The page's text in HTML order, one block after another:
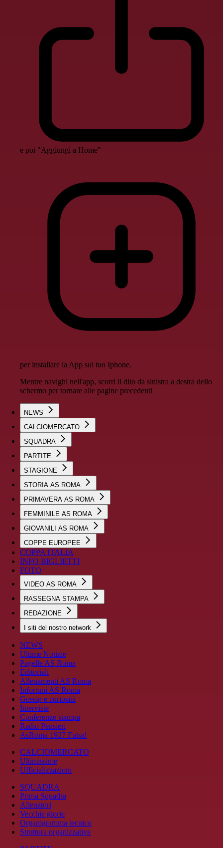
e poi "Aggiungi a Home"
per installare la App sul tuo Iphone.
Mentre navighi nell'app, scorri il dito da sinistra a destra dello
schermo per tornare alle pagine precedenti
NEWS
CALCIOMERCATO
SQUADRA
PARTITE
STAGIONE
STORIA AS ROMA
PRIMAVERA AS ROMA
FEMMINILE AS ROMA
GIOVANILI AS ROMA
COPPE EUROPEE
COPPA ITALIA
INFO BIGLIETTI
FOTO
VIDEO AS ROMA
RASSEGNA STAMPA
REDAZIONE
I siti del nostro network
NEWS
Ultime Notizie
Pagelle AS Roma
Editoriali
Allenamenti AS Roma
Infortuni AS Roma
Gossip e curiosità
Interviste
Conferenze stampa
Radio Pensieri
AsRoma 1927 Futsal
CALCIOMERCATO
Ultimissime
Ufficializzazioni
SQUADRA
Prima Squadra
Allenatori
Vecchie glorie
Organigramma tecnico
Struttura organizzativa